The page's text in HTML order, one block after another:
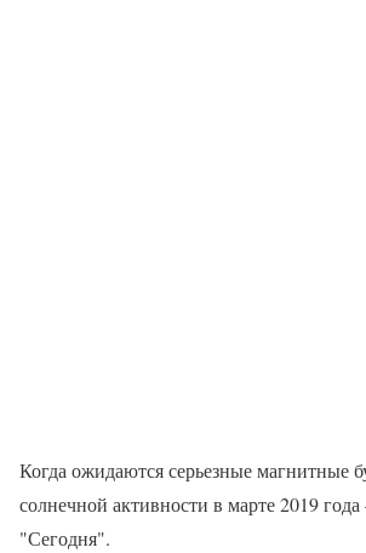
Когда ожидаются серьезные магнитные
солнечной активности в марте 2019
"Сегодня".